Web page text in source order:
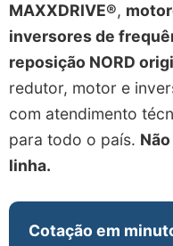
MAXXDRIVE®,
inversores de
reposição NORD
redutor, motor e
com atendimento
para todo o país.
linha.
Cotação em